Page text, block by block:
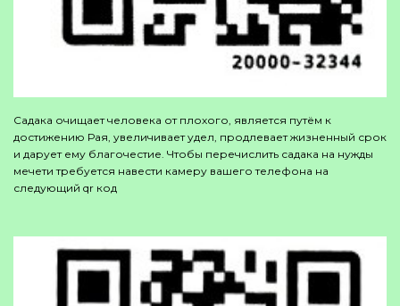
Садака очищает человека от плохого, является путём к
достижению Рая, увеличивает удел, продлевает жизненный срок
и дарует ему благочестие. Чтобы перечислить садака на нужды
мечети требуется навести камеру вашего телефона на
следующий qr код